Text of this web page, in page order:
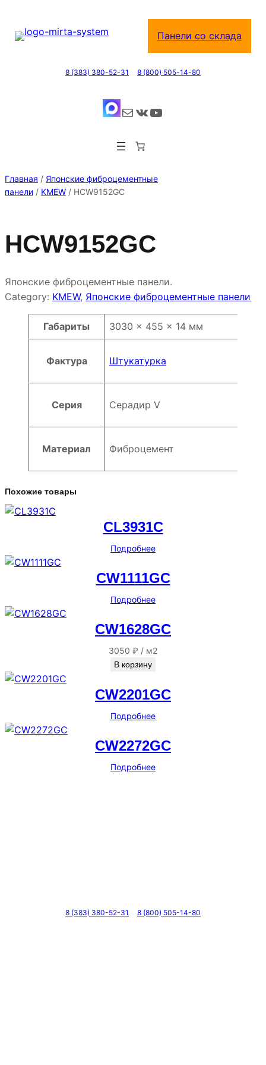
содержимому
Панели со склада
8 (383) 380-52-31 8 (800) 505-14-80
Почта ВКонтакте YouTube
Главная / Японские фиброцементные
панели / KMEW / HCW9152GC
HCW9152GC
Японские фиброцементные панели.
Category: KMEW, Японские фиброцементные панели
Атрибуты Значение
Габариты 3030 × 455 × 14 мм
Фактура Штукатурка
Серия Серадир V
Материал Фиброцемент
Похожие товары
CL3931C
Подробнее
CW1111GC
Подробнее
CW1628GC
3050 ₽ / м2
В корзину
CW2201GC
Подробнее
CW2272GC
Подробнее
8 (383) 380-52-31 8 (800) 505-14-80